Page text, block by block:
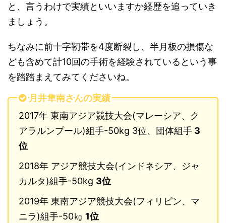
と、言うわけで実績といいますか経歴を追っていき
ましょう。
ちなみに前十字靭帯を4度断裂し、半月板の損傷な
ども含めて計10回の手術を経験されているという事
を踏踏まえてみてくださいね。
月井隼南さんの実績
2017年 東南アジア競技大会(マレーシア、ク
アラルンプール)組手-50kg 3位、団体組手 3
位
2018年 アジア競技大会(インドネシア、ジャ
カルタ)組手-50kg 3位
2019年 東南アジア競技大会(フィリピン、マ
ニラ)組手-50㎏ 1位